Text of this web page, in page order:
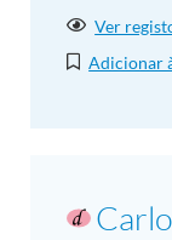
Ver
Adicionar